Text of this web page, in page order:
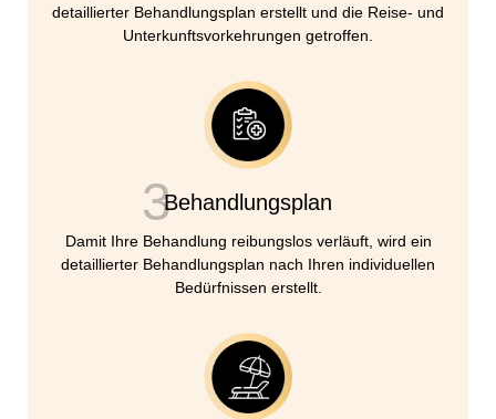
detaillierter Behandlungsplan erstellt und die Reise- und
Unterkunftsvorkehrungen getroffen.
3Behandlungsplan
Damit Ihre Behandlung reibungslos verläuft, wird ein
detaillierter Behandlungsplan nach Ihren individuellen
Bedürfnissen erstellt.